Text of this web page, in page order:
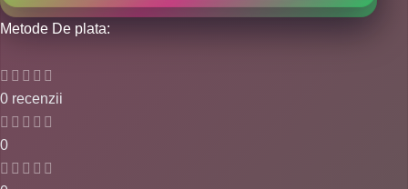
Metode De plata:
0 recenzii
0